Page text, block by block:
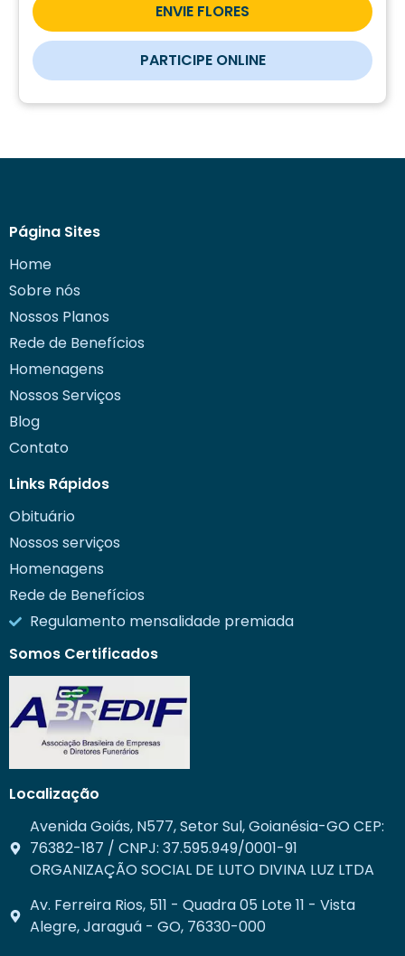
ENVIE FLORES
PARTICIPE ONLINE
Página Sites
Home
Sobre nós
Nossos Planos
Rede de Benefícios
Homenagens
Nossos Serviços
Blog
Contato
Links Rápidos
Obituário
Nossos serviços
Homenagens
Rede de Benefícios
Regulamento mensalidade premiada
Somos Certificados
Localização
Avenida Goiás, N577, Setor Sul, Goianésia-GO CEP:
76382-187 / CNPJ: 37.595.949/0001-91
ORGANIZAÇÃO SOCIAL DE LUTO DIVINA LUZ LTDA
Av. Ferreira Rios, 511 - Quadra 05 Lote 11 - Vista
Alegre, Jaraguá - GO, 76330-000